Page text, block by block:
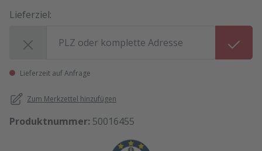
Lieferziel:
Lieferzeit auf Anfrage
Zum Merkzettel hinzufügen
Produktnummer: 50016455